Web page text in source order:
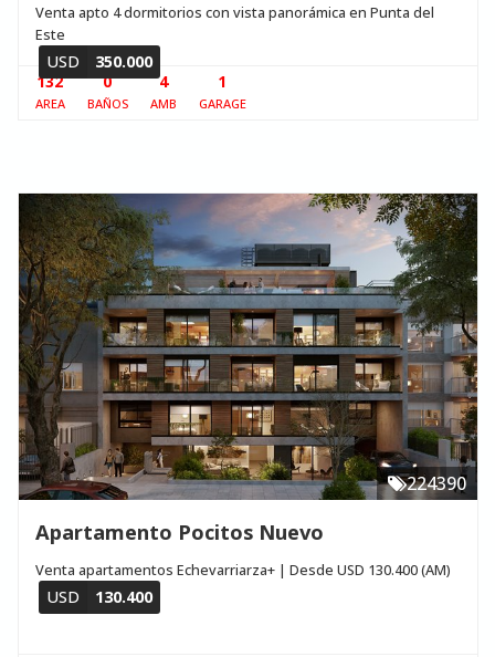
Venta apto 4 dormitorios con vista panorámica en Punta del
Este
USD
350.000
132
AREA
0
BAÑOS
4
AMB
1
GARAGE
224390
Apartamento Pocitos Nuevo
Venta apartamentos Echevarriarza+ | Desde USD 130.400 (AM)
USD 130.400